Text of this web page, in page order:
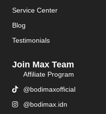
Service Center
Blog
Testimonials
Join Max Team
Affiliate Program
@bodimaxofficial
@bodimax.idn